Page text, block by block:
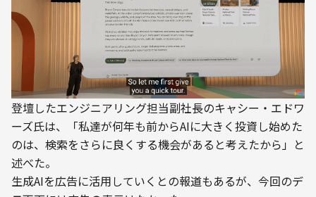
登壇したエンジニアリング担当副社長のキャシー・エドワ
ーズ氏は、「私達が何年も前からAIに大きく投資し始めた
のは、検索をさらに良くする機会があると考えたから」と
述べた。
生成AIを広告に活用していくとの報道もあるが、今回のデ